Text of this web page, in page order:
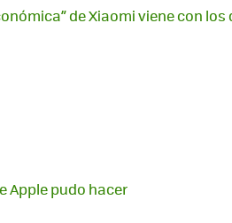
de Xiaomi viene con
Apple pudo hacer